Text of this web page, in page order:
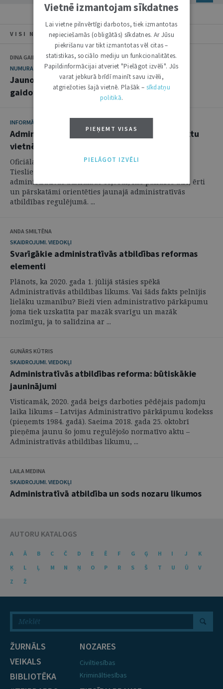
VISI NUMURA RAKSTI
DINA GAILĪTE
NUMURA TĒMA
Jauno administratīvās atbildības regulējumu
gaidot
INFORMĀCIJA
Administratīvās atbildības ceļvedis tiesību aktu
vietnē
Oficiālais izdevējs "Latvijas Vēstnesis" sadarbībā ar
Tieslietu ministriju vietnē Likumi.lv ir izveidojis
administratīvās atbildības ceļvedi, kas palīdzēs ātri, ērti
un pārskatāmi orientēties jaunajā administratīvās
atbildības regulējumā. ...
ANDA SMILTĒNA
SKAIDROJUMI. VIEDOKĻI
Svarīgākie administratīvās atbildības reformas
elementi
Plānots, ka 2020. gada 1. jūlijā stāsies spēkā
Administratīvās atbildības likums. Vai šāds fakts pelnījis
lielāku uzmanību? Bieži vien administratīvo pārkāpumu
joma tiek uzskatīta par mazāk svarīgu un mazāk
nozīmīgu, ja to salīdzina ar ...
GUNĀRS KŪTRIS
SKAIDROJUMI. VIEDOKĻI
Administratīvās atbildības reforma: būtiskākie
jauninājumi
Visticamāk, 2020. gadā beigs darboties pēdējais padomju
laika likums – Latvijas Administratīvo pārkāpumu kodekss
(pieņemts 1984. gadā). Saeima 2018. gada 25. oktobrī
pieņēma jaunu šo jomu regulējošo normatīvo aktu –
Administratīvās atbildības likumu, ...
LAILA MEDINA
SKAIDROJUMI. VIEDOKĻI
Administratīvā atbildība un sods nozaru likumos
AUTORU KATALOGS
A Ā B C Č D E Ē F G Ģ H I J
K
Ķ
L Ļ M N Ņ O P R S Š T U Ū
V
Z
Ž
ŽURNĀLS
VEIKALS
BIBLIOTĒKA
NOZARES
Civiltiesības
Krimināltiesības
Vietnē izmantojam sīkdatnes
Lai vietne pilnvērtīgi darbotos, tiek izmantotas
nepieciešamās (obligātās) sīkdatnes. Ar Jūsu
piekrišanu var tikt izmantotas vēl citas –
statistikas, sociālo mediju un funkcionalitātes.
Papildinformācijai atveriet "Pielāgot izvēli". Jūs
varat jebkurā brīdī mainīt savu izvēli,
atgriežoties šajā vietnē. Plašāk – sīkdatņu
politikā.
PIEŅEMT VISAS
PIELĀGOT IZVĒLI